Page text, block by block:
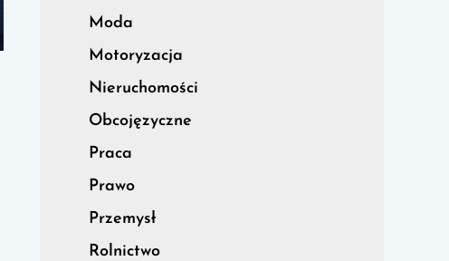
Moda
Motoryzacja
Nieruchomości
Obcojęzyczne
Praca
Prawo
Przemysł
Rolnictwo